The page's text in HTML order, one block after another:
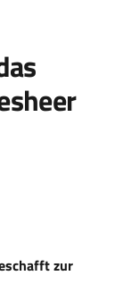
zur